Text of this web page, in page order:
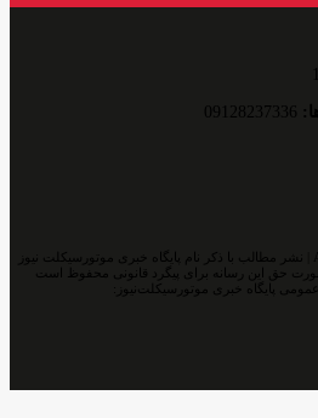
All Rights Reserved, © Copyright 2021 | نشر مطالب با ذکر نام پایگاه خبری موتورسیکلت نیوز
حق این رسانه برای پیگرد قانونی محفوظ است
پایگاه خبری موتورسیکلت‌نیوز: